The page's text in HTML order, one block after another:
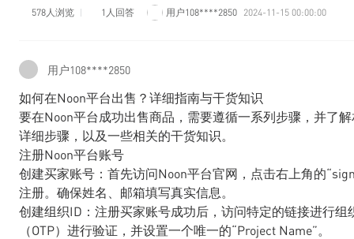
578人浏览 1人回答 用户108****2850 2024-11-15 00:00:00
用户108****2850
如何在Noon平台出售？详细指南与干货知识
要在Noon平台成功出售商品，需要遵循一系列步骤，并了
详细步骤，以及一些相关的干货知识。
注册Noon平台账号
创建买家账号：首先访问Noon平台官网，点击右上角的
注册。确保姓名、邮箱填写真实信息。
创建组织ID：注册买家账号成功后，访问特定的链接进行
（OTP）进行验证，并设置一个唯一的“Project Name”。